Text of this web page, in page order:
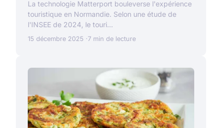
La technologie Matterport bouleverse l'expérience
touristique en Normandie. Selon une étude de
l'INSEE de 2024, le touri...
15 décembre 2025 7 min de lecture